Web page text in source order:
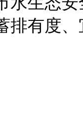
排有度